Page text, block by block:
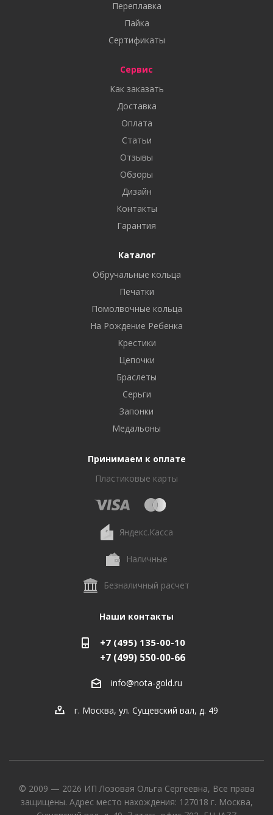
Переплавка
Пайка
Сертификаты
Сервис
Как заказать
Доставка
Оплата
Статьи
Отзывы
Обзоры
Дизайн
Контакты
Гарантия
Каталог
Обручальные кольца
Печатки
Помолвочные кольца
На Рождение Ребенка
Крестики
Цепочки
Браслеты
Серьги
Запонки
Медальоны
Принимаем к оплате
Пластиковые карты
Яндекс.Касса
Наличные
Безналичный расчет
Наши контакты
+7 (495) 135-00-10
+7 (499) 550-00-66
info@nota-gold.ru
г. Москва, ул. Сущевский вал, д. 49
© 2009 — 2026 ИП Лозовая Ольга Сергеевна, Все права
защищены. Адрес место нахождения: 127018 г. Москва,